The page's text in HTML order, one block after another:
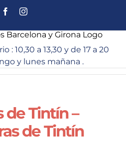
FacebookInstagram
: 10,30 a 13,30 y de 17 a 20
y lunes mañana .
de Tintín –
de Tintín